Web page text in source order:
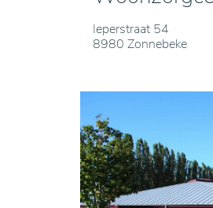
Ieperstraat 54
8980 Zonnebeke